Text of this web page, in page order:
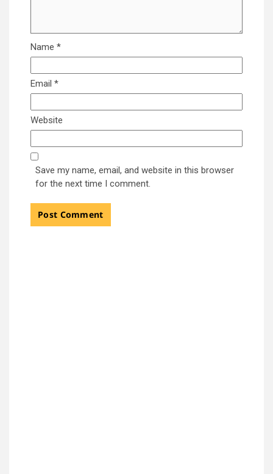
Name *
Email *
Website
Save my name, email, and website in this browser
for the next time I comment.